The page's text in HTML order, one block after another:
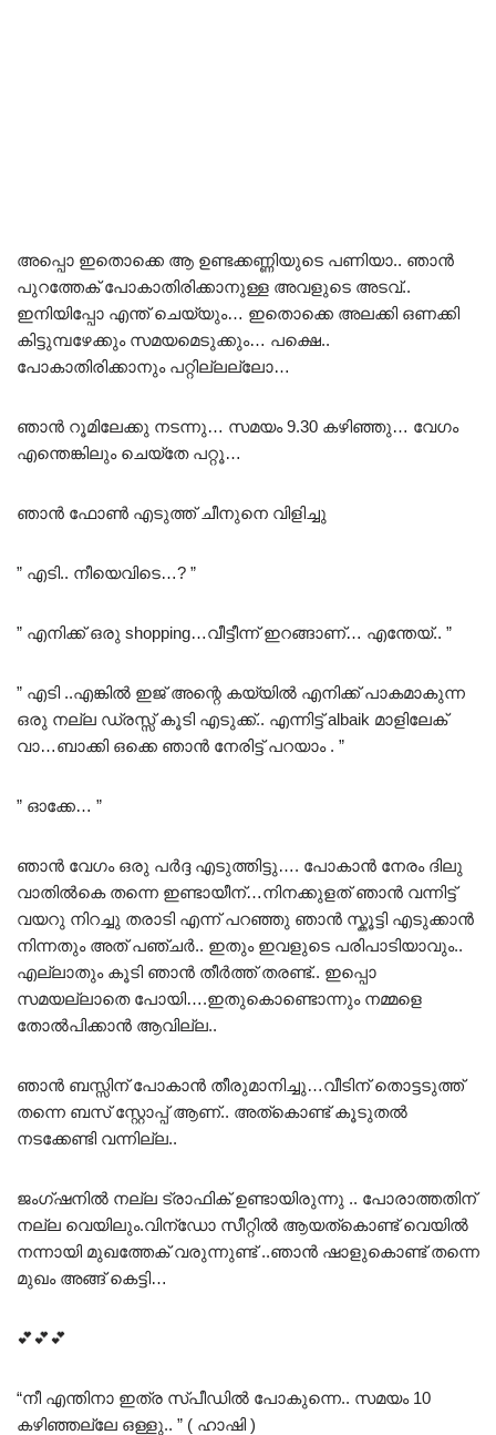
അപ്പൊ ഇതൊക്കെ ആ ഉണ്ടക്കണ്ണിയുടെ പണിയാ.. ഞാൻ
പുറത്തേക് പോകാതിരിക്കാനുള്ള അവളുടെ അടവ്..
ഇനിയിപ്പോ എന്ത് ചെയ്യും… ഇതൊക്കെ അലക്കി ഒണക്കി
കിട്ടുമ്പഴേക്കും സമയമെടുക്കും… പക്ഷെ..
പോകാതിരിക്കാനും പറ്റില്ലല്ലോ…
ഞാൻ റൂമിലേക്കു നടന്നു… സമയം 9.30 കഴിഞ്ഞു… വേഗം
എന്തെങ്കിലും ചെയ്തേ പറ്റൂ…
ഞാൻ ഫോൺ എടുത്ത് ചീനുനെ വിളിച്ചു
” എടി.. നീയെവിടെ…? ”
” എനിക്ക് ഒരു shopping…വീട്ടീന്ന് ഇറങ്ങാണ്… എന്തേയ്.. ”
” എടി ..എങ്കിൽ ഇജ് അന്റെ കയ്യിൽ എനിക്ക് പാകമാകുന്ന
ഒരു നല്ല ഡ്രസ്സ് കൂടി എടുക്ക്.. എന്നിട്ട് albaik മാളിലേക്
വാ…ബാക്കി ഒക്കെ ഞാൻ നേരിട്ട് പറയാം . ”
” ഓക്കേ… ”
ഞാൻ വേഗം ഒരു പർദ്ദ എടുത്തിട്ടു…. പോകാൻ നേരം ദിലു
വാതിൽകെ തന്നെ ഇണ്ടായീന്…നിനക്കുളത് ഞാൻ വന്നിട്ട്
വയറു നിറച്ചു തരാടി എന്ന് പറഞ്ഞു ഞാൻ സ്കൂട്ടി എടുക്കാൻ
നിന്നതും അത് പഞ്ചർ.. ഇതും ഇവളുടെ പരിപാടിയാവും..
എല്ലാതും കൂടി ഞാൻ തീർത്ത് തരണ്ട്.. ഇപ്പൊ
സമയല്ലാതെ പോയി….ഇതുകൊണ്ടൊന്നും നമ്മളെ
തോൽപിക്കാൻ ആവില്ല..
ഞാൻ ബസ്സിന് പോകാൻ തീരുമാനിച്ചു…വീടിന് തൊട്ടടുത്ത്
തന്നെ ബസ് സ്റ്റോപ്പ് ആണ്.. അത്കൊണ്ട് കൂടുതൽ
നടക്കേണ്ടി വന്നില്ല..
ജംഗ്ഷനിൽ നല്ല ട്രാഫിക് ഉണ്ടായിരുന്നു .. പോരാത്തതിന്
നല്ല വെയിലും.വിന്ഡോ സീറ്റിൽ ആയത്കൊണ്ട് വെയിൽ
നന്നായി മുഖത്തേക് വരുന്നുണ്ട് ..ഞാൻ ഷാളുകൊണ്ട് തന്നെ
മുഖം അങ്ങ് കെട്ടി…
💕💕💕
“നീ എന്തിനാ ഇത്ര സ്പീഡിൽ പോകുന്നെ.. സമയം 10
കഴിഞ്ഞല്ലേ ഒള്ളു.. ” ( ഹാഷി )